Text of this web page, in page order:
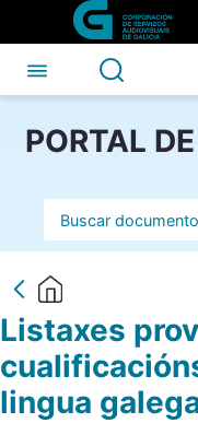
Skip to Main Content
Listaxes
PORTAL
Barra de
Listaxes
lingua